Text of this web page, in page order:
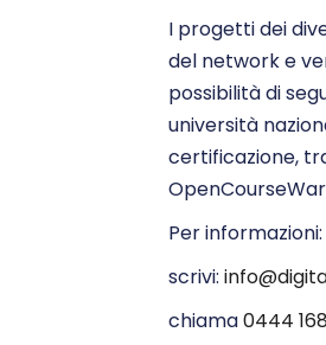
I progetti dei
del network e
possibilità di
università
certificazione,
Per informazioni:
scrivi:
chiama0444